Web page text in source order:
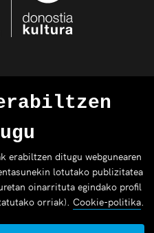
erabiltzen ditugu webgunearen
lotutako publizitatea
oinarrituta egindako profil
orriak). Cookie-politika.